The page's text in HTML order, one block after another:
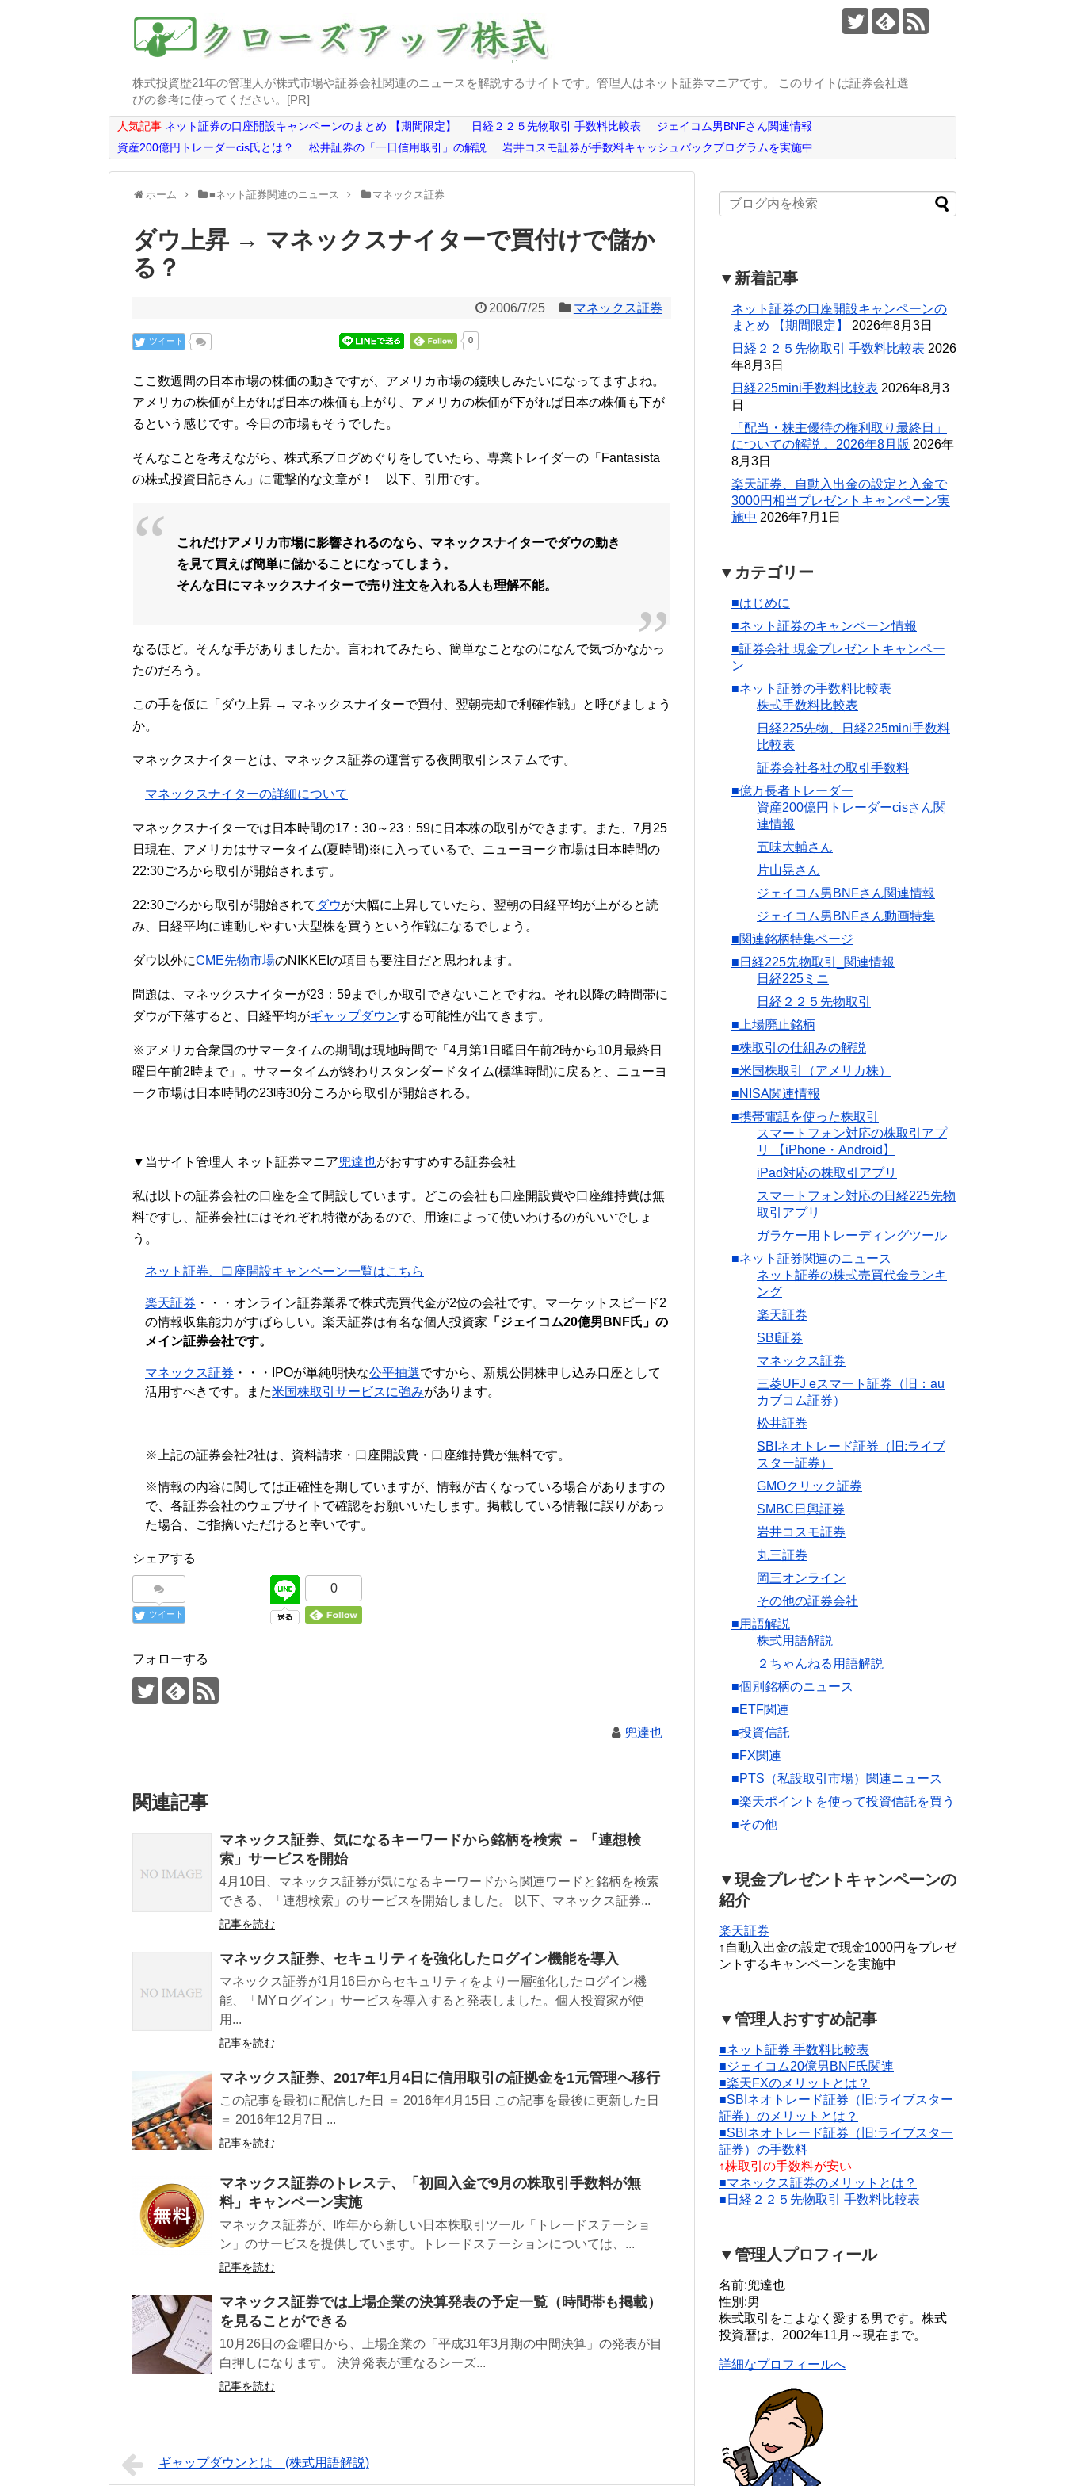
株式投資歴21年の管理人が株式市場や証券会社関連のニュースを解説するサイトです。管理人はネット証券マニアです。 このサイトは証券会社選
びの参考に使ってください。[PR]
人気記事 ネット証券の口座開設キャンペーンのまとめ 【期間限定】 日経２２５先物取引 手数料比較表
ジェイコム男BNFさん関連情報
資産200億円トレーダーcis氏とは？
松井証券の「一日信用取引」の解説 岩井コスモ証券が手数料キャッシュバックプログラムを実施中
ホーム ■ネット証券関連のニュース マネックス証券
ダウ上昇 → マネックスナイターで買付けで儲か
る？
2006/7/25 マネックス証券
ツイート 0
ここ数週間の日本市場の株価の動きですが、アメリカ市場の鏡映しみたいになってますよね。
アメリカの株価が上がれば日本の株価も上がり、アメリカの株価が下がれば日本の株価も下が
るという感じです。今日の市場もそうでした。
そんなことを考えながら、株式系ブログめぐりをしていたら、専業トレイダーの「Fantasista
の株式投資日記さん」に電撃的な文章が！ 以下、引用です。
これだけアメリカ市場に影響されるのなら、マネックスナイターでダウの動き
を見て買えば簡単に儲かることになってしまう。
そんな日にマネックスナイターで売り注文を入れる人も理解不能。
なるほど。そんな手がありましたか。言われてみたら、簡単なことなのになんで気づかなかっ
たのだろう。
この手を仮に「ダウ上昇 → マネックスナイターで買付、翌朝売却で利確作戦」と呼びましょう
か。
マネックスナイターとは、マネックス証券の運営する夜間取引システムです。
マネックスナイターの詳細について
マネックスナイターでは日本時間の17：30～23：59に日本株の取引ができます。また、7月25
日現在、アメリカはサマータイム(夏時間)※に入っているで、ニューヨーク市場は日本時間の
22:30ごろから取引が開始されます。
22:30ごろから取引が開始されて ダウが大幅に上昇していたら、翌朝の日経平均が上がると読
み、日経平均に連動しやすい大型株を買うという作戦になるでしょう。
ダウ以外にCME先物市場のNIKKEIの項目も要注目だと思われます。
問題は、マネックスナイターが23：59までしか取引できないことですね。それ以降の時間帯に
ダウが下落すると、日経平均がギャップダウンする可能性が出てきます。
※アメリカ合衆国のサマータイムの期間は現地時間で「4月第1日曜日午前2時から10月最終日
曜日午前2時まで」。サマータイムが終わりスタンダードタイム(標準時間)に戻ると、ニューヨ
ーク市場は日本時間の23時30分ころから取引が開始される。
▼当サイト管理人 ネット証券マニア兜達也がおすすめする証券会社
私は以下の証券会社の口座を全て開設しています。どこの会社も口座開設費や口座維持費は無
料ですし、証券会社にはそれぞれ特徴があるので、用途によって使いわけるのがいいでしょ
う。
ネット証券、口座開設キャンペーン一覧はこちら
楽天証券 ・・・オンライン証券業界で株式売買代金が2位の会社です。マーケットスピード2
の情報収集能力がすばらしい。楽天証券は有名な個人投資家 「ジェイコム20億男BNF氏」の
メイン証券会社です。
マネックス証券 ・・・IPOが単純明快な公平抽選ですから、新規公開株申し込み口座として
活用すべきです。また米国株取引サービスに強みがあります。
※上記の証券会社2社は、資料請求・口座開設費・口座維持費が無料です。
※情報の内容に関しては正確性を期していますが、情報が古くなっている場合がありますの
で、各証券会社のウェブサイトで確認をお願いいたします。掲載している情報に誤りがあっ
た場合、ご指摘いただけると幸いです。
シェアする
ツイート
0
フォローする
兜達也
関連記事
マネックス証券、気になるキーワードから銘柄を検索 － 「連想検
索」サービスを開始
4月10日、マネックス証券が気になるキーワードから関連ワードと銘柄を検索
できる、「連想検索」のサービスを開始しました。 以下、マネックス証券...
記事を読む
マネックス証券、セキュリティを強化したログイン機能を導入
マネックス証券が1月16日からセキュリティをより一層強化したログイン機
能、「MYログイン」サービスを導入すると発表しました。個人投資家が使
用...
記事を読む
マネックス証券、2017年1月4日に信用取引の証拠金を1元管理へ移行
この記事を最初に配信した日 ＝ 2016年4月15日 この記事を最後に更新した日
＝ 2016年12月7日 ...
記事を読む
マネックス証券のトレステ、「初回入金で9月の株取引手数料が無
料」キャンペーン実施
マネックス証券が、昨年から新しい日本株取引ツール「トレードステーショ
ン」のサービスを提供しています。トレードステーションについては、...
記事を読む
マネックス証券では上場企業の決算発表の予定一覧（時間帯も掲載）
を見ることができる
10月26日の金曜日から、上場企業の「平成31年3月期の中間決算」の発表が目
白押しになります。 決算発表が重なるシーズ...
記事を読む
ギャップダウンとは (株式用語解説)
▼新着記事
ネット証券の口座開設キャンペーンの
まとめ 【期間限定】
2026年8月3日
日経２２５先物取引 手数料比較表 2026
年8月3日
日経225mini手数料比較表 2026年8月3
日
「配当・株主優待の権利取り最終日」
についての解説 。2026年8月版 2026年
8月3日
楽天証券、自動入出金の設定と入金で
3000円相当プレゼントキャンペーン実
施中 2026年7月1日
▼カテゴリー
■はじめに
■ネット証券のキャンペーン情報
■証券会社 現金プレゼントキャンペー
ン
■ネット証券の手数料比較表
株式手数料比較表
日経225先物、日経225mini手数料
比較表
証券会社各社の取引手数料
■億万長者トレーダー
資産200億円トレーダーcisさん関
連情報
五味大輔さん
片山晃さん
ジェイコム男BNFさん関連情報
ジェイコム男BNFさん動画特集
■関連銘柄特集ページ
■日経225先物取引_関連情報
日経225ミニ
日経２２５先物取引
■上場廃止銘柄
■株取引の仕組みの解説
■米国株取引（アメリカ株）
■NISA関連情報
■携帯電話を使った株取引
スマートフォン対応の株取引アプ
リ 【iPhone・Android】
iPad対応の株取引アプリ
スマートフォン対応の日経225先物
取引アプリ
ガラケー用トレーディングツール
■ネット証券関連のニュース
ネット証券の株式売買代金ランキ
ング
楽天証券
SBI証券
マネックス証券
三菱UFJ eスマート証券（旧：au
カブコム証券）
松井証券
SBIネオトレード証券（旧:ライブ
スター証券）
GMOクリック証券
SMBC日興証券
岩井コスモ証券
丸三証券
岡三オンライン
その他の証券会社
■用語解説
株式用語解説
２ちゃんねる用語解説
■個別銘柄のニュース
■ETF関連
■投資信託
■FX関連
■PTS（私設取引市場）関連ニュース
■楽天ポイントを使って投資信託を買う
■その他
▼現金プレゼントキャンペーンの
紹介
楽天証券
↑自動入出金の設定で現金1000円をプレゼ
ントするキャンペーンを実施中
▼管理人おすすめ記事
■ネット証券 手数料比較表
■ジェイコム20億男BNF氏関連
■楽天FXのメリットとは？
■SBIネオトレード証券（旧:ライブスター
証券）のメリットとは？
■SBIネオトレード証券（旧:ライブスター
証券）の手数料
↑株取引の手数料が安い
■マネックス証券のメリットとは？
■日経２２５先物取引 手数料比較表
▼管理人プロフィール
名前:兜達也
性別:男
株式取引をこよなく愛する男です。株式
投資暦は、2002年11月～現在まで。
詳細なプロフィールへ